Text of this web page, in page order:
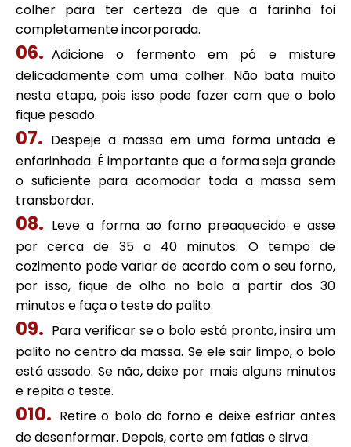
colher para ter certeza de que a farinha foi
completamente incorporada.
Adicione o fermento em pó e misture
delicadamente com uma colher. Não bata muito
nesta etapa, pois isso pode fazer com que o bolo
fique pesado.
Despeje a massa em uma forma untada e
enfarinhada. É importante que a forma seja grande
o suficiente para acomodar toda a massa sem
transbordar.
Leve a forma ao forno preaquecido e asse
por cerca de 35 a 40 minutos. O tempo de
cozimento pode variar de acordo com o seu forno,
por isso, fique de olho no bolo a partir dos 30
minutos e faça o teste do palito.
Para verificar se o bolo está pronto, insira um
palito no centro da massa. Se ele sair limpo, o bolo
está assado. Se não, deixe por mais alguns minutos
e repita o teste.
Retire o bolo do forno e deixe esfriar antes
de desenformar. Depois, corte em fatias e sirva.